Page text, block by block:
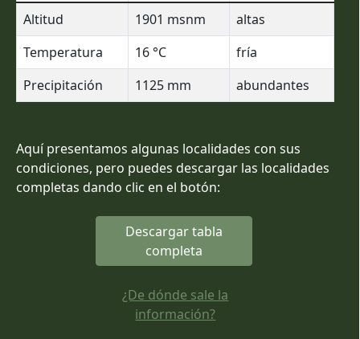
Altitud
1901 msnm
altas
Temperatura
16 °C
fría
Precipitación
1125 mm abundantes
Aquí presentamos algunas localidades con sus
condiciones, pero puedes descargar las localidades
completas dando clic en el botón:
Descargar tabla
completa
¿De dónde sale la
información?